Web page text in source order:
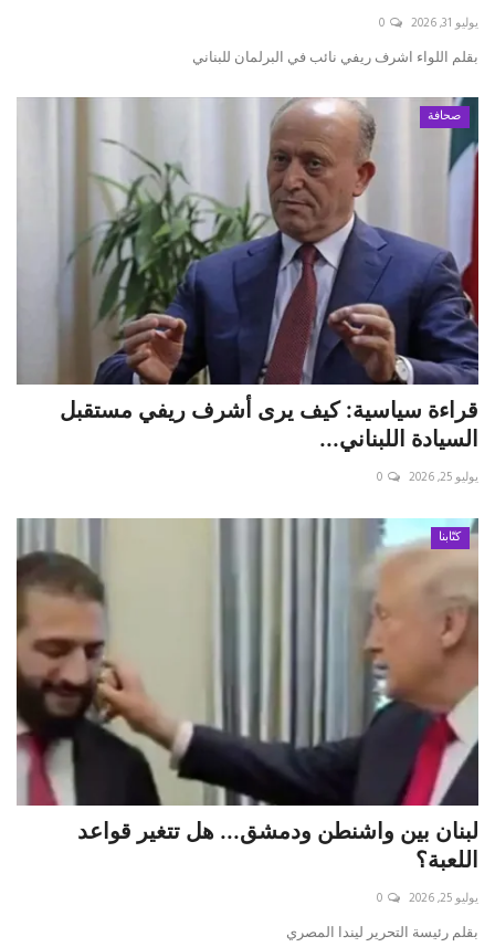
يوليو 31, 2026 0
بقلم اللواء اشرف ريفي نائب في البرلمان للبناني
صحافة
قراءة سياسية: كيف يرى أشرف ريفي مستقبل
السيادة اللبناني...
يوليو 25, 2026 0
كتّابنا
لبنان بين واشنطن ودمشق... هل تتغير قواعد
اللعبة؟
يوليو 25, 2026 0
بقلم رئيسة التحرير ليندا المصري